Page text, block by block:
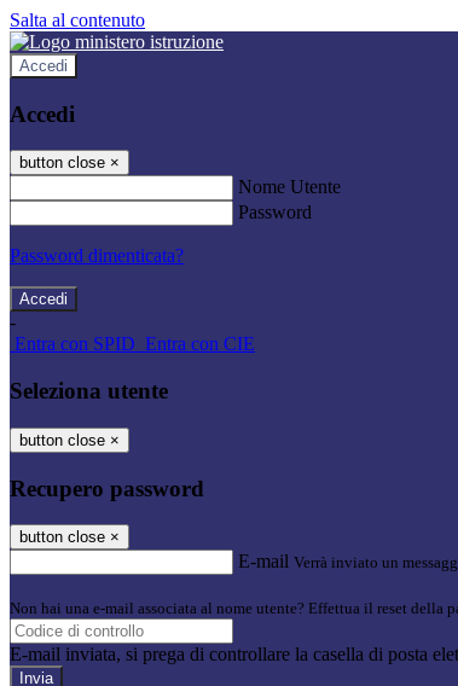
Salta al contenuto
Accedi
Accedi
button close ×
Nome Utente
Password
Password dimenticata?
-
Entra con SPID Entra con CIE
Seleziona utente
button close ×
Recupero password
button close ×
E-mail Verrà inviato un
Non hai una e-mail associata al nome utente? Effettua il reset della
E-mail inviata, si prega di controllare la casella di posta